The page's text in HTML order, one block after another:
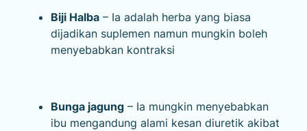
Biji Halba– Ia adalah herba yang biasa
dijadikan suplemen namun mungkin boleh
menyebabkan kontraksi
Bunga jagung– Ia mungkin menyebabkan
ibu mengandung alami kesan diuretik akibat